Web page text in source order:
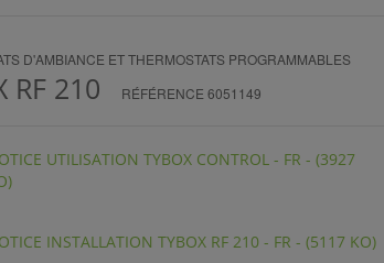
D'AMBIANCE ET THERMOSTATS PROGRAMMABLES
RF 210 RÉFÉRENCE 6051149
UTILISATION TYBOX CONTROL - FR - (3927
INSTALLATION TYBOX RF 210 - FR - (5117 KO)